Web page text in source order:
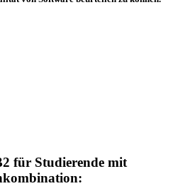
für Studierende mit